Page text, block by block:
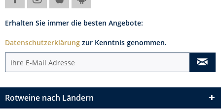
Erhalten Sie immer die besten Angebote:
Datenschutzerklärung zur Kenntnis genommen.
Rotweine nach Ländern